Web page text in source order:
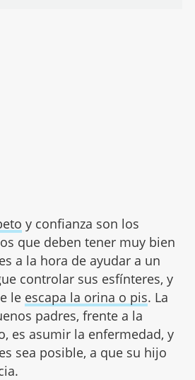
y confianza son los
que deben tener muy bien
a la hora de ayudar a un
controlar sus esfínteres, y
le escapa la orina o pis. La
padres, frente a la
es asumir la enfermedad, y
sea posible, a que su hijo